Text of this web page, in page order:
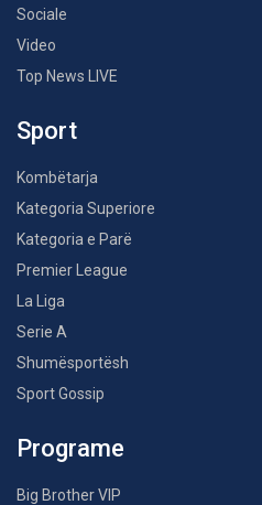
Sociale
Video
Top News LIVE
Sport
Kombëtarja
Kategoria Superiore
Kategoria e Parë
Premier League
La Liga
Serie A
Shumësportësh
Sport Gossip
Programe
Big Brother VIP